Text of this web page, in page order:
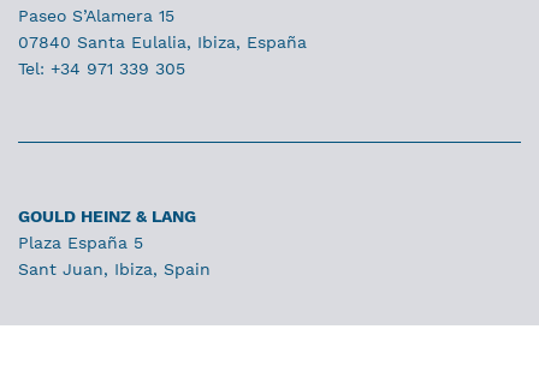
Paseo S’Alamera 15
07840 Santa Eulalia, Ibiza, España
Tel: +34 971 339 305
GOULD HEINZ & LANG
Plaza España 5
Sant Juan, Ibiza, Spain